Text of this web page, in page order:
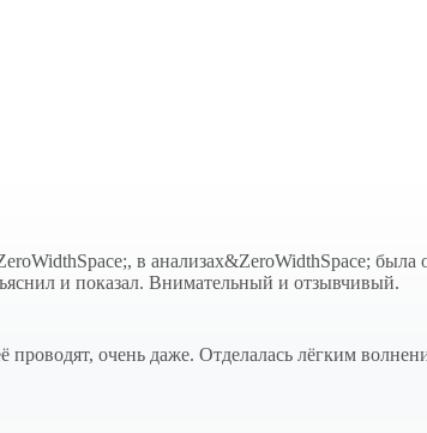
в анализах&ZeroWidthSpace;
и показал. Внимательный и отзывчивый.
очень даже. Отделалась лёгким